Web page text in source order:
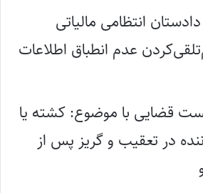
انتظامی مالیاتی
عدم انطباق اطلاعات
قضایی با موضوع: کشته یا
در تعقیب و گریز پس از